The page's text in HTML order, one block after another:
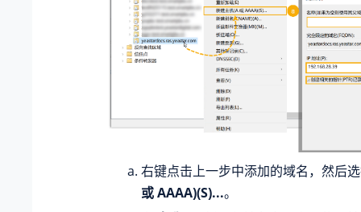
右键点击上一步中添加的域名，然后
或 AAAA)(S)...。